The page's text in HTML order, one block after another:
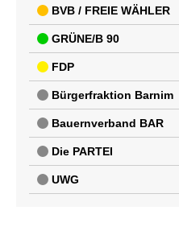
BVB / FREIE WÄHLER
GRÜNE/B 90
FDP
Bürgerfraktion Barnim
Bauernverband BAR
Die PARTEI
UWG